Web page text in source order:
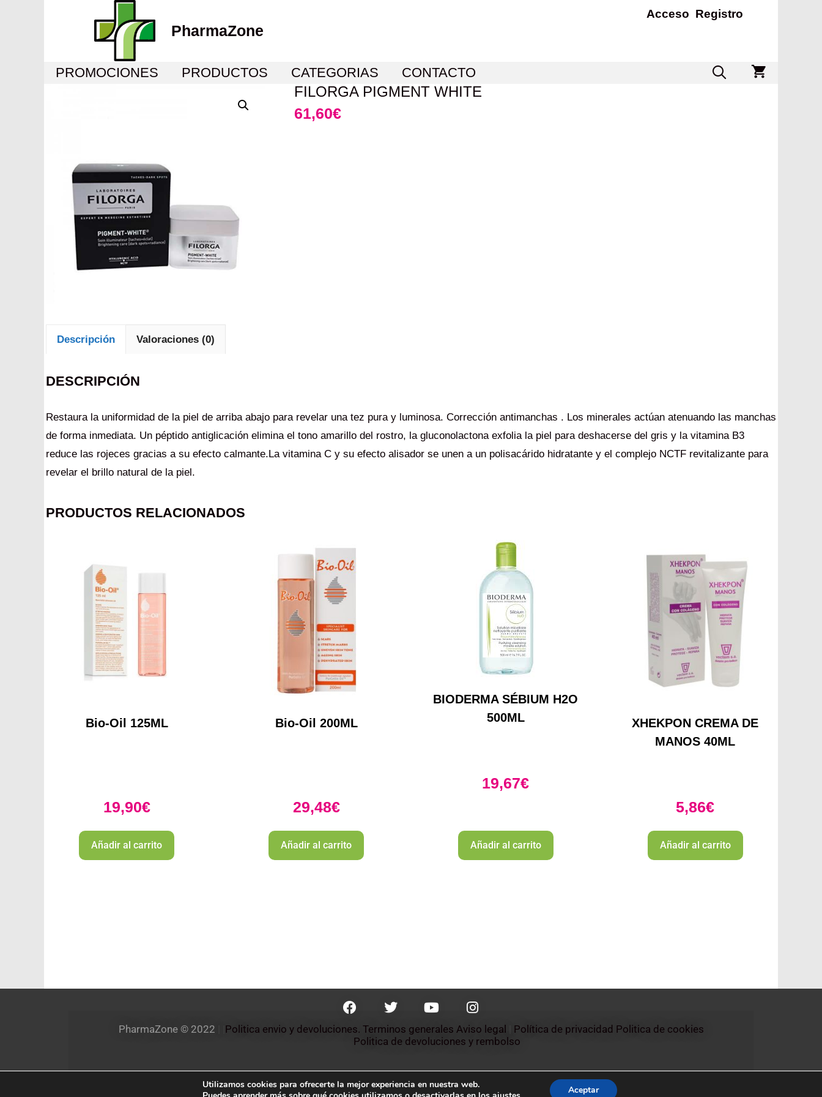
Acceso Registro
PharmaZone
PROMOCIONES PRODUCTOS CATEGORIAS CONTACTO
FILORGA PIGMENT WHITE
61,60€
Descripción Valoraciones (0)
DESCRIPCIÓN
Restaura la uniformidad de la piel de arriba abajo para revelar una tez pura y luminosa. Corrección antimanchas . Los minerales actúan atenuando las manchas
de forma inmediata. Un péptido antiglicación elimina el tono amarillo del rostro, la gluconolactona exfolia la piel para deshacerse del gris y la vitamina B3
reduce las rojeces gracias a su efecto calmante.La vitamina C y su efecto alisador se unen a un polisacárido hidratante y el complejo NCTF revitalizante para
revelar el brillo natural de la piel.
PRODUCTOS RELACIONADOS
Bio-Oil 125ML
19,90€
Añadir al carrito
Bio-Oil 200ML
29,48€
Añadir al carrito
BIODERMA SÉBIUM H2O
500ML
19,67€
Añadir al carrito
XHEKPON CREMA DE
MANOS 40ML
5,86€
Añadir al carrito
PharmaZone © 2022 Politica envio y devoluciones. Terminos generales Aviso legal Política de privacidad Politica de cookies
Politica de devoluciones y rembolso
Utilizamos cookies para ofrecerte la mejor experiencia en nuestra web.
Aceptar